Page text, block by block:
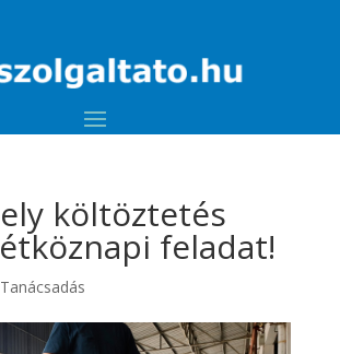
költöztetés
feladat!
Tanácsadás